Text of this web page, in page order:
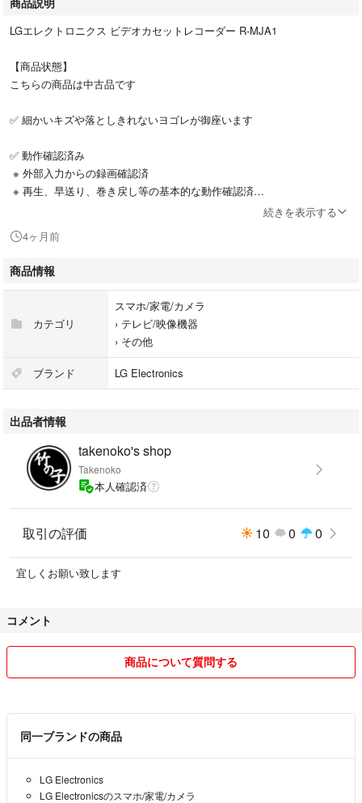
LGエレクトロニクス ビデオカセットレコーダー R-MJA1
【商品状態】
こちらの商品は中古品です
✅ 細かいキズや落としきれないヨゴレが御座います
✅ 動作確認済み
※ 外部入力からの録画確認済
※ 再生、早送り、巻き戻し等の基本的な動作確認済
【商品内容】
・本体のみ
✅ リモコンは付属しませんが基本的な操作は本体で可能です
以上の事にご理解を頂いた上でのご購入をお願いいたします
#LG
#ビデオデッキ
続きを表示する
4ヶ月前
商品情報
カテゴリ
スマホ/家電/カメラ
› テレビ/映像機器
› その他
ブランド LG Electronics
出品者情報
takenoko's shop
Takenoko
本人確認済
取引の評価 10 0 0
宜しくお願い致します
コメント
商品について質問する
同一ブランドの商品
LG Electronics
LG Electronicsのスマホ/家電/カメラ